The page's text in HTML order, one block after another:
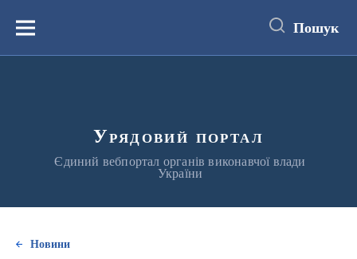
вмістуМеню Пошук
Урядовий портал
Єдиний вебпортал органів виконавчої влади
України
Новини